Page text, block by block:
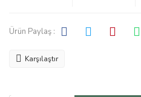
Ürün Paylaş :
Karşılaştır